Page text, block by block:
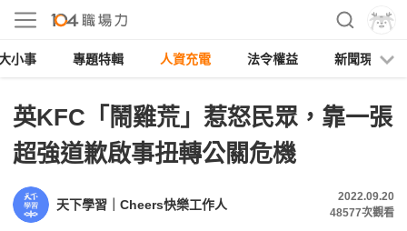
小事 專題特輯 人資充電 法令權益 新聞現場
英KFC「鬧雞荒」惹怒民眾，靠一張
超強道歉啟事扭轉公關危機
天下學習｜Cheers快樂工作人
2022.09.20
48577次觀看